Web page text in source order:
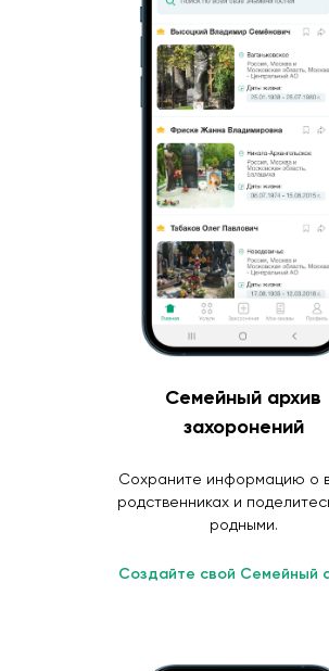
Семейный архив
захоронений
Сохраните информацию о
родственниках и
родными.
Создайте свой Семейный